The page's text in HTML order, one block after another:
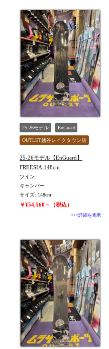
25-26モデル EnGuard
OUTLET越谷レイクタウン店
値下げしました
25-26モデル【EnGuard】
FREESIA 148cm
ツイン
キャンバー
サイズ: 148cm
￥¥54,560－（税込）
>>>詳細を表示